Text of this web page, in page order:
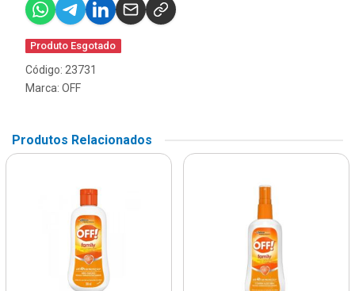
Produto Esgotado
Código: 23731
Marca: OFF
Produtos Relacionados